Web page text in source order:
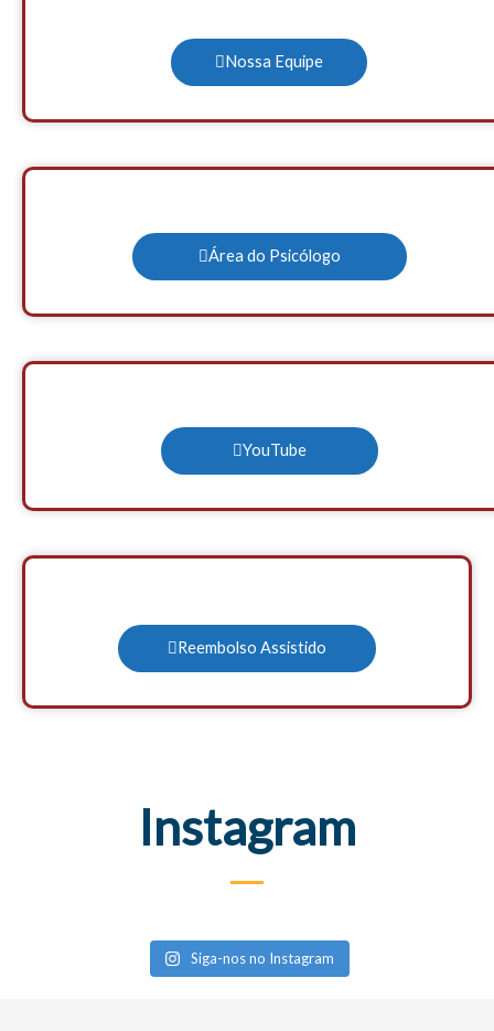
Nossa Equipe
Área do Psicólogo
YouTube
Reembolso Assistido
Instagram
Siga-nos no Instagram